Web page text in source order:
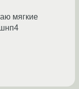
мягкие